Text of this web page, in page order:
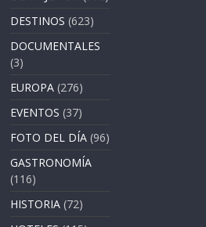
DESTINOS (623)
DOCUMENTALES
(3)
EUROPA (276)
EVENTOS (37)
FOTO DEL DÍA (96)
GASTRONOMÍA
(116)
HISTORIA (72)